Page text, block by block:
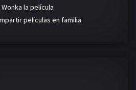
la película
películas en familia